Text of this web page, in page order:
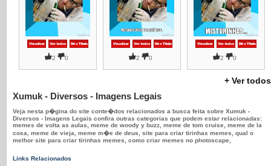
2 0 2 0 2 0
+ Ver todos
Xumuk - Diversos - Imagens Legais
Veja nesta p�gina do site conte�dos relacionados a busca feita sobre Xumuk -
Diversos - Imagens Legais confira outras categorias que podem estar relacionadas:
memes de volta as aulas, meme de woody y buzz, meme de tom cruise, meme de la
cosa, meme de vieja, meme m�e de deus, site para criar tirinhas memes, qual o
melhor site para criar tirinhas memes, como criar memes no photoscape,
Links Relacionados